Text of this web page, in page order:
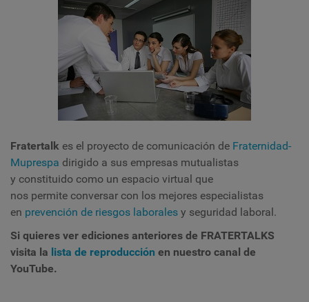
Fratertalk es el proyecto de comunicación de Fraternidad-
Muprespa dirigido a sus empresas mutualistas
y constituido como un espacio virtual que
nos permite conversar con los mejores especialistas
en prevención de riesgos laborales y seguridad laboral.
Si quieres ver ediciones anteriores de FRATERTALKS
visita la lista de reproducción en nuestro canal de
YouTube.